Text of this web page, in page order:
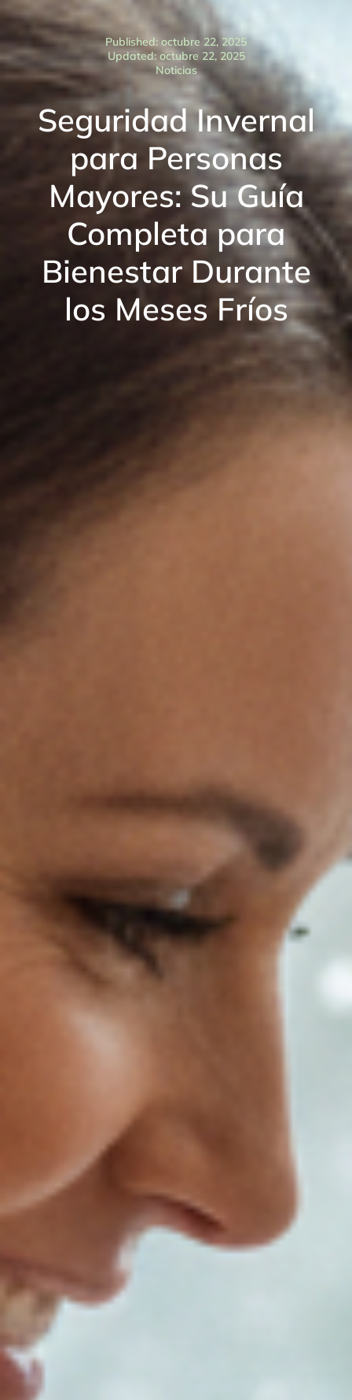
Published: octubre 22, 2025
Updated: octubre 22, 2025
Noticias
Seguridad Invernal
para Personas
Mayores: Su Guía
Completa para
Bienestar Durante
los Meses Fríos